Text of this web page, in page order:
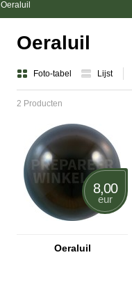
Oeraluil
Oeraluil
Foto-tabel Lijst
2 Producten
8,00
eur
Oeraluil